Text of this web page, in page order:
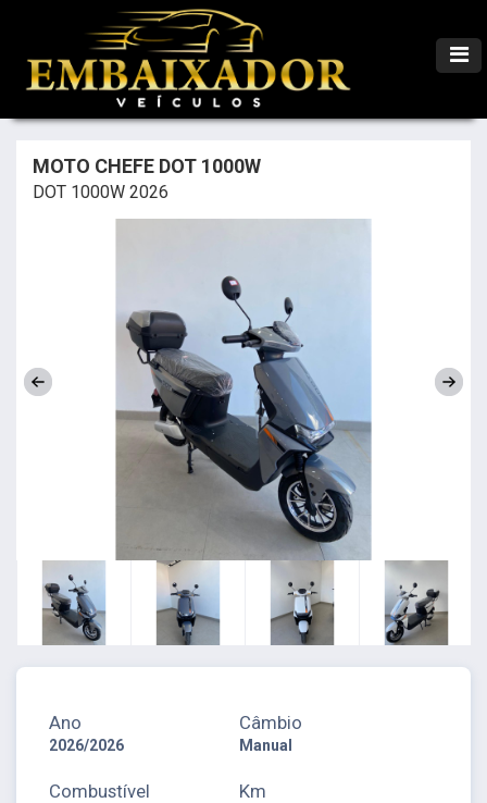
MOTO CHEFE DOT 1000W
DOT 1000W 2026
Ano
2026/2026
Câmbio
Manual
Combustível Km